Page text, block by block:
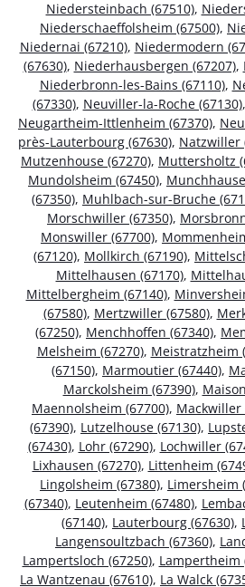
Niedersteinbach (67510),
Niederschaeffolsheim (67500),
Niedernai (67210), Niedermodern
(67630), Niederhausbergen (67207),
Niederbronn-les-Bains (67110),
(67330), Neuviller-la-Roche (67130),
Neugartheim-Ittlenheim (67370),
près-Lauterbourg (67630), Natzwiller
Mutzenhouse (67270), Muttersholtz
Mundolsheim (67450),
(67350), Muhlbach-sur-Bruche
Morschwiller (67350),
Monswiller (67700),
(67120), Mollkirch (67190),
Mittelhausen (67170),
Mittelbergheim (67140),
(67580), Mertzwiller (67580),
(67250), Menchhoffen (67340),
Melsheim (67270), Meistratzheim
(67150), Marmoutier (67440),
Marckolsheim (67390),
Maennolsheim (67700), Mackwiller
(67390), Lutzelhouse (67130),
(67430), Lohr (67290), Lochwiller
Lixhausen (67270), Littenheim
Lingolsheim (67380), Limersheim
(67340), Leutenheim (67480),
(67140), Lauterbourg (67630),
Langensoultzbach (67360),
Lampertsloch (67250), Lampertheim
La Wantzenau (67610), La Walck